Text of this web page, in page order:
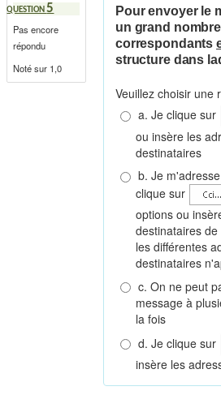
QUESTION5
Pas encore
répondu
Noté sur 1,0
Pour envoyer le
un grand
correspondants
structure dans
Veuillez choisir une
a. Je clique sur
ou insère les
destinataires
b. Je
clique sur
options ou
destinataires
les différentes
destinataires
c. On ne peut
message à
la fois
d. Je clique sur
insère les